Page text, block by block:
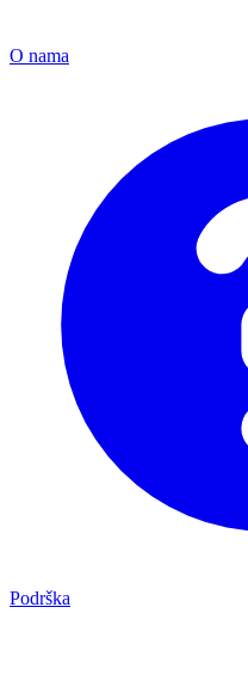
O nama
Podrška